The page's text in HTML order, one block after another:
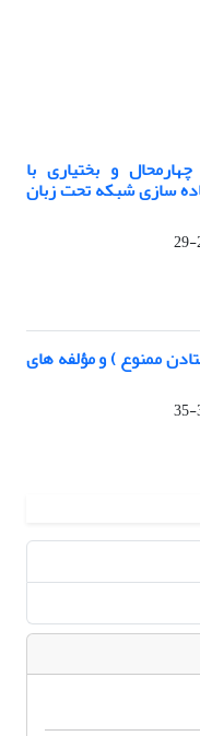
و بختیاری با
سازی شبکه تحت زبان
ممنوع ) و مؤلفه های